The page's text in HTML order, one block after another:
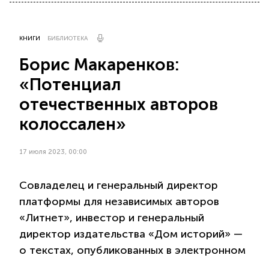
КНИГИ БИБЛИОТЕКА
Борис Макаренков:
«Потенциал
отечественных авторов
колоссален»
17 июля 2023, 00:00
Совладелец и генеральный директор
платформы для независимых авторов
«Литнет», инвестор и генеральный
директор издательства «Дом историй» —
о текстах, опубликованных в электронном